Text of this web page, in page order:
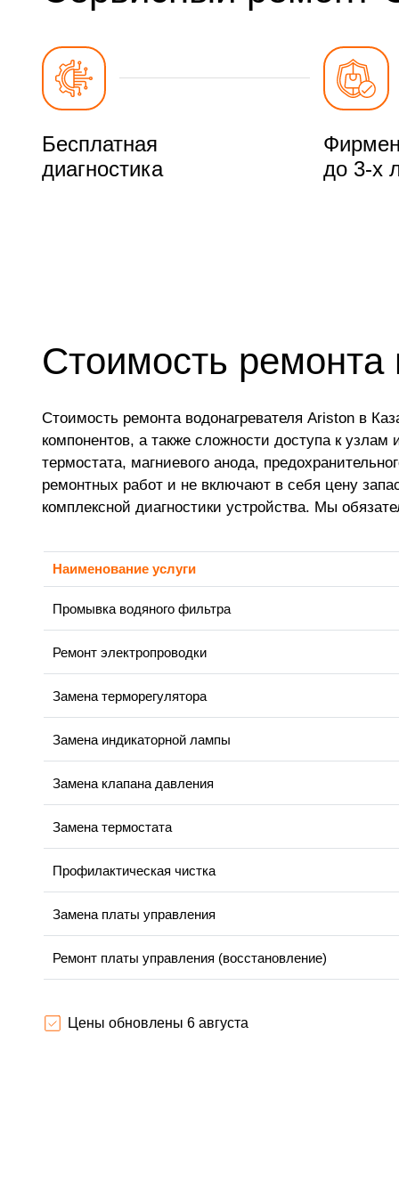
Бесплатная
диагностика
до 3-х
Стоимость ремонта
Стоимость ремонта водонагревателя Ariston в
компонентов, а также сложности доступа к
термостата, магниевого анода,
ремонтных работ и не включают в себя цену
комплексной диагностики устройства. Мы
Наименование услуги
Промывка водяного фильтра
Ремонт электропроводки
Замена терморегулятора
Замена индикаторной лампы
Замена клапана давления
Замена термостата
Профилактическая чистка
Замена платы управления
Ремонт платы управления (восстановление)
Цены обновлены 6 августа